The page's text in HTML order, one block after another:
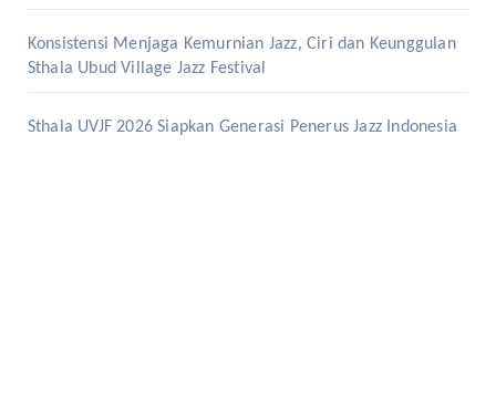
Konsistensi Menjaga Kemurnian Jazz, Ciri dan Keunggulan
Sthala Ubud Village Jazz Festival
Sthala UVJF 2026 Siapkan Generasi Penerus Jazz Indonesia